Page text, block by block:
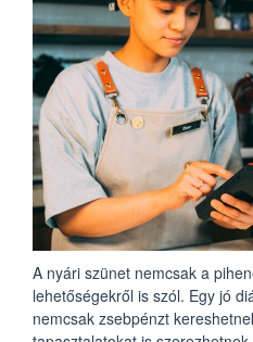
A nyári szünet nemcsak a
lehetőségekről is szól. Egy jó
nemcsak zsebpénzt